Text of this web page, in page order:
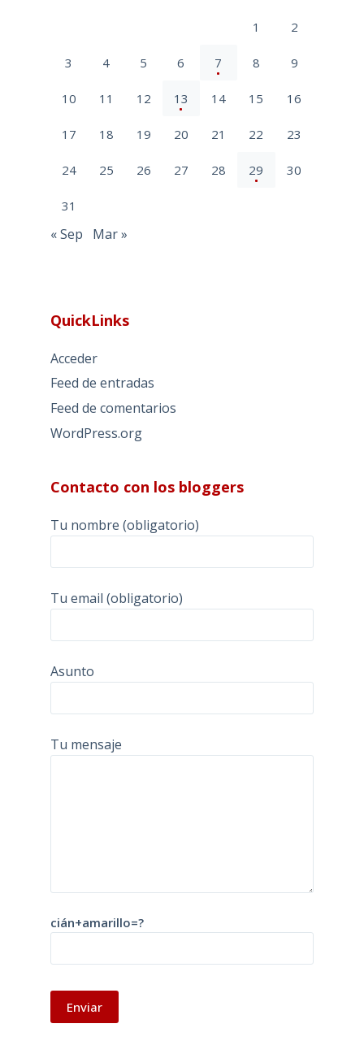
1 2
3 4 5 6 7 8 9
10 11 12 13 14 15 16
17 18 19 20 21 22 23
24 25 26 27 28 29 30
31
« Sep Mar »
QuickLinks
Acceder
Feed de entradas
Feed de comentarios
WordPress.org
Contacto con los bloggers
Tu nombre (obligatorio)
Tu email (obligatorio)
Asunto
Tu mensaje
cián+amarillo=?